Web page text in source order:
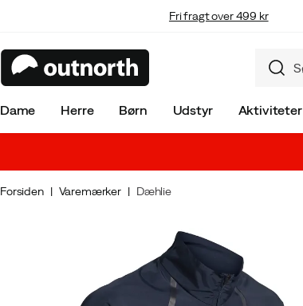
Fri fragt over 499 kr
Dame Herre Børn Udstyr Aktiviteter
Forsiden Varemærker Dæhlie